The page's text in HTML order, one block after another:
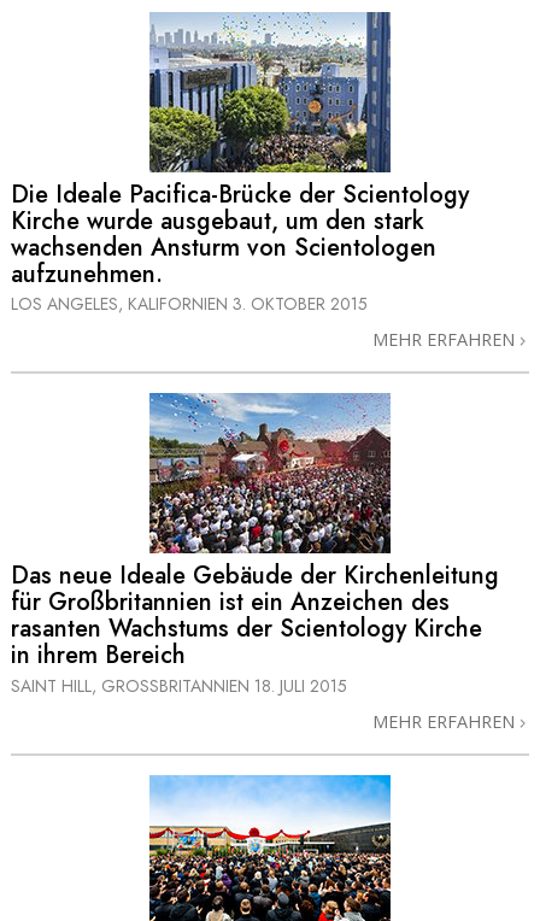
Die Ideale Pacifica-Brücke der Scientology
Kirche wurde ausgebaut, um den stark
wachsenden Ansturm von Scientologen
aufzunehmen.
LOS ANGELES, KALIFORNIEN 3. OKTOBER 2015
MEHR ERFAHREN
Das neue Ideale Gebäude der Kirchenleitung
für Großbritannien ist ein Anzeichen des
rasanten Wachstums der Scientology Kirche
in ihrem Bereich
SAINT HILL, GROSSBRITANNIEN 18. JULI 2015
MEHR ERFAHREN